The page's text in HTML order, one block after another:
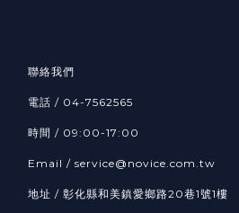
聯絡我們
電話 / 04-7562565
時間 / 09:00-17:00
Email / service@novice.com.tw
地址 / 彰化縣和美鎮愛鄉路20巷1號1樓